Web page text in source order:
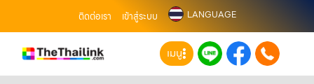
ติดต่อเรา เข้าสู่ระบบ LANGUAGE
เมนู